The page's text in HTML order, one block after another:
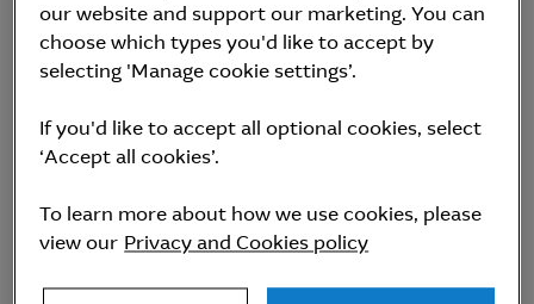
our website and support our marketing. You can
choose which types you'd like to accept by
selecting 'Manage cookie settings’.
If you'd like to accept all optional cookies, select
‘Accept all cookies’.
To learn more about how we use cookies, please
view our Privacy and Cookies policy